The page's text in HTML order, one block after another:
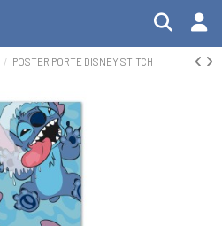
POSTER PORTE DISNEY STITCH